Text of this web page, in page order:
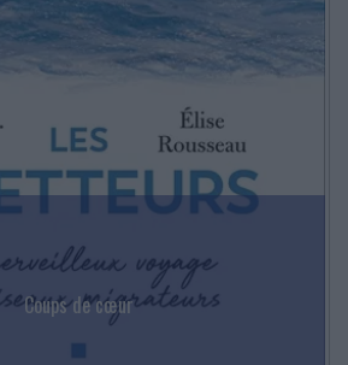
Critique et histoire littéraire
Littérature ancienne et médiévale
Audio - Livres lus
Religions - Spiritualités
Biographies historiques
Géographie
Coups de cœur